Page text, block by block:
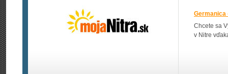
Germanica
Chcete sa
v Nitre